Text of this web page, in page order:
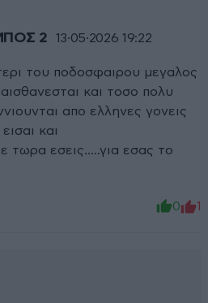
2 13·05·2026 19:22
του ποδοσφαιρου μεγαλος
και τοσο πολυ
απο ελληνες γονεις
και
τωρα εσεις.....για εσας το
0 1